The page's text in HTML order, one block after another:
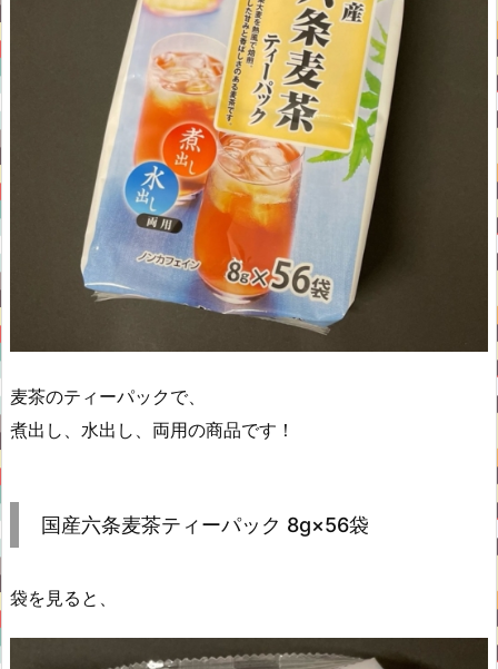
麦茶のティーパックで、
煮出し、水出し、両用の商品です！
国産六条麦茶ティーパック 8g×56袋
袋を見ると、